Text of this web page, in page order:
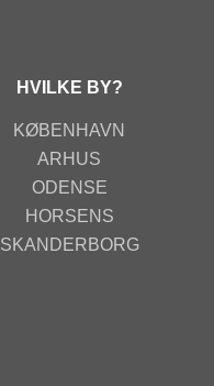
HVILKE BY?
KØBENHAVN
ARHUS
ODENSE
HORSENS
SKANDERBORG